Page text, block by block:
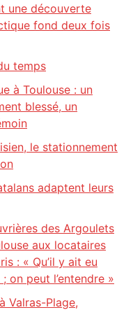
une découverte
fond deux fois
temps
à Toulouse : un
blessé, un
le stationnement
adaptent leurs
des Argoulets
aux locataires
: « Qu’il y ait eu
on peut l’entendre »
Valras-Plage,